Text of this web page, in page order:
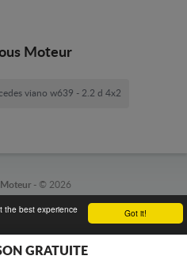
Got it!
the best experience
Moteur
viano w639 - 2.2 d 4x2
- © 2026
GRATUITE